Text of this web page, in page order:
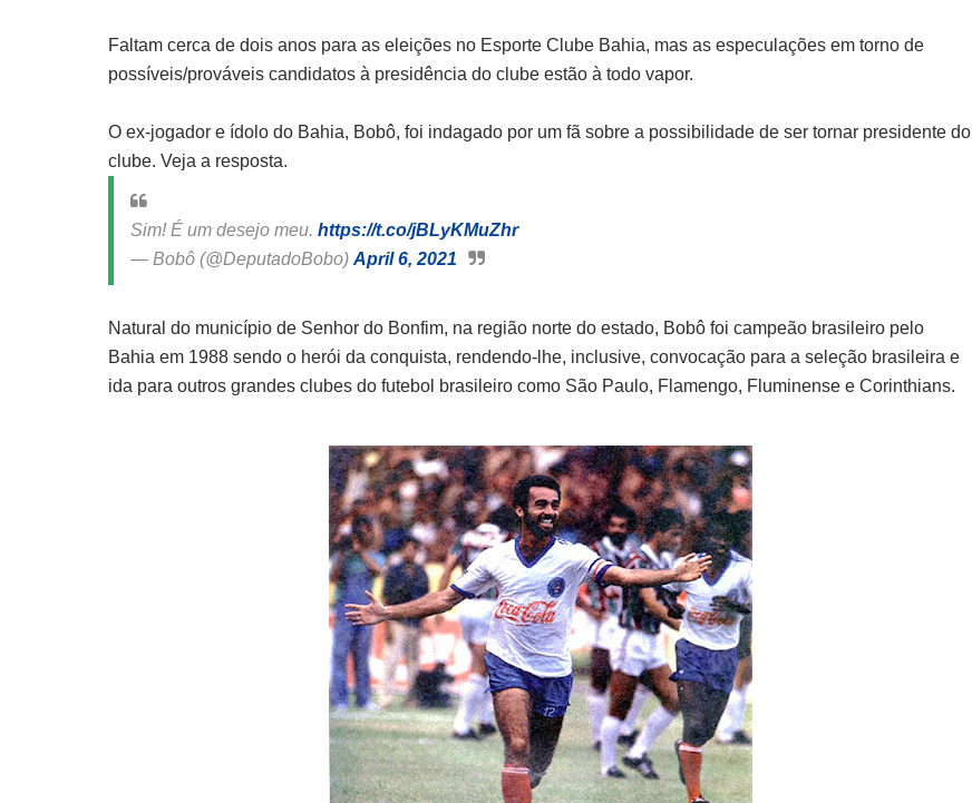
Faltam cerca de dois anos para as eleições no Esporte Clube Bahia, mas as especulações em torno de
possíveis/prováveis candidatos à presidência do clube estão à todo vapor.
O ex-jogador e ídolo do Bahia, Bobô, foi indagado por um fã sobre a possibilidade de ser tornar presidente do
clube. Veja a resposta.
Sim! É um desejo meu. https://t.co/jBLyKMuZhr
— Bobô (@DeputadoBobo) April 6, 2021
Natural do município de Senhor do Bonfim, na região norte do estado, Bobô foi campeão brasileiro pelo
Bahia em 1988 sendo o herói da conquista, rendendo-lhe, inclusive, convocação para a seleção brasileira e
ida para outros grandes clubes do futebol brasileiro como São Paulo, Flamengo, Fluminense e Corinthians.